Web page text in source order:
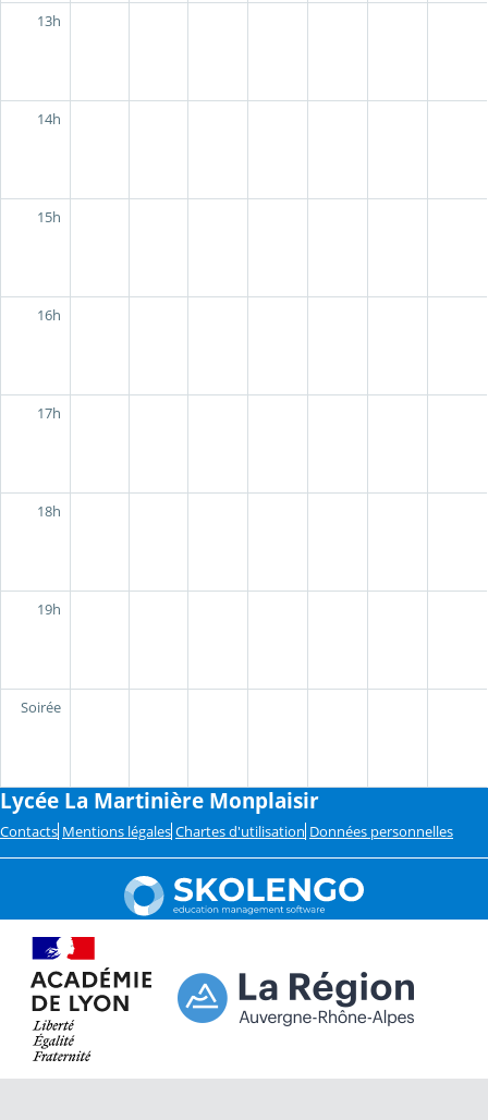
13h
14h
15h
16h
17h
18h
19h
Soirée
Lycée La Martinière Monplaisir
Contacts Mentions légales Chartes d'utilisation Données personnelles